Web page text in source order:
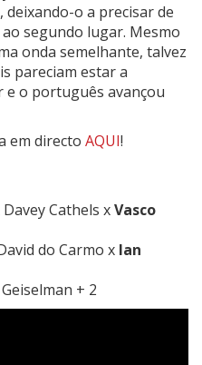
deixando-o a precisar de
segundo lugar. Mesmo
onda semelhante, talvez
pareciam estar a
e o português avançou
em directo AQUI!
Davey Cathels xVasco
do Carmo x Ian
+ 2